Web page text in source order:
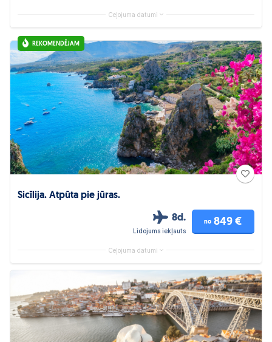
Ceļojuma datumi
REKOMENDĒJAM
Sicīlija. Atpūta pie jūras.
8d.
Lidojums iekļauts
no 849 €
Ceļojuma datumi